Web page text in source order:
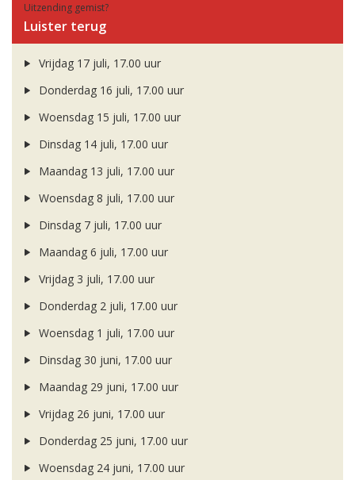
Uitzending gemist?
Luister terug
Vrijdag 17 juli, 17.00 uur
Donderdag 16 juli, 17.00 uur
Woensdag 15 juli, 17.00 uur
Dinsdag 14 juli, 17.00 uur
Maandag 13 juli, 17.00 uur
Woensdag 8 juli, 17.00 uur
Dinsdag 7 juli, 17.00 uur
Maandag 6 juli, 17.00 uur
Vrijdag 3 juli, 17.00 uur
Donderdag 2 juli, 17.00 uur
Woensdag 1 juli, 17.00 uur
Dinsdag 30 juni, 17.00 uur
Maandag 29 juni, 17.00 uur
Vrijdag 26 juni, 17.00 uur
Donderdag 25 juni, 17.00 uur
Woensdag 24 juni, 17.00 uur